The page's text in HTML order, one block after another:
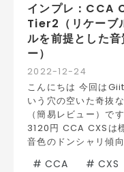
2022-12-24
インプレ：CCA
Tier2（リケーブ
ルを前提とした
ー）
こんにちは 今回は
いう穴の空いた奇抜
（簡易レビュー）で
3120円 CCA CXSは
音色のドンシャリ傾
# CCA # CXS